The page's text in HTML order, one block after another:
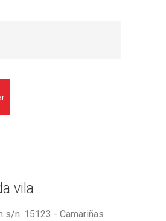
vila
s/n. 15123 - Camariñas